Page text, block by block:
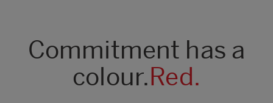
Commitment has a
colour.Red.